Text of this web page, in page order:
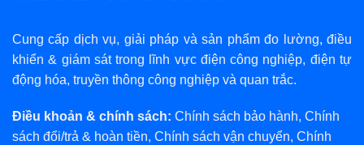
Cung cấp dịch vụ, giải pháp và sản phẩm đo lường, điều
khiển & giám sát trong lĩnh vực điện công nghiệp, điện tự
động hóa, truyền thông công nghiệp và quan trắc.
Điều khoản & chính sách: Chính sách bảo hành, Chính
sách đổi/trả & hoàn tiền, Chính sách vận chuyển, Chính